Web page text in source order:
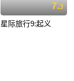
7.3
星际旅行9:起义